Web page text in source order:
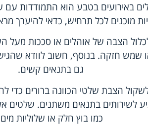
באירועים בטבע הוא התמודדות עם
מוכנים לכל תרחיש, כדאי להיערך
לכלול הצבה של אוהלים או סככות מעל
שמש חזקה. בנוסף, חשוב לוודא
גם בתנאים קשים.
הצבת שלטי הכוונה ברורים
לשירותים בתנאים משתנים. שלטים
כמו בוץ חלק או שלוליות